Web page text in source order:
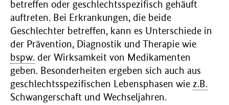
m
i
n
i
s
t
e
r
i
u
betreffen oder geschlechtsspezifisch gehäuft
auftreten. Bei Erkrankungen, die beide
Geschlechter betreffen, kann es Unterschiede in
der Prävention, Diagnostik und Therapie wie
bspw. der Wirksamkeit von Medikamenten
geben. Besonderheiten ergeben sich auch aus
geschlechtsspezifischen Lebensphasen wie z.B.
Schwangerschaft und Wechseljahren.